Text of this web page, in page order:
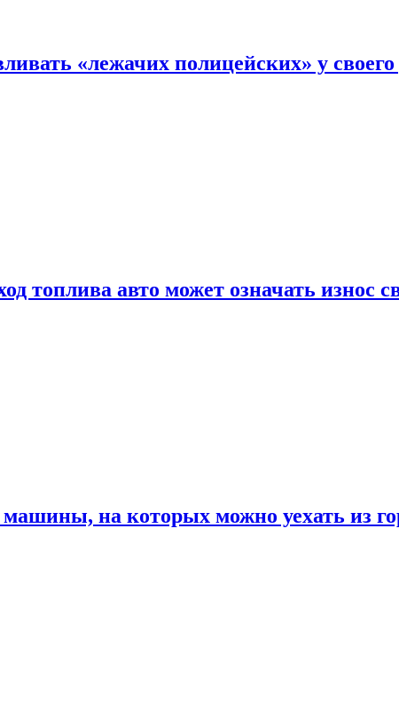
«лежачих полицейских» у
топлива авто может означать износ
на которых можно уехать из